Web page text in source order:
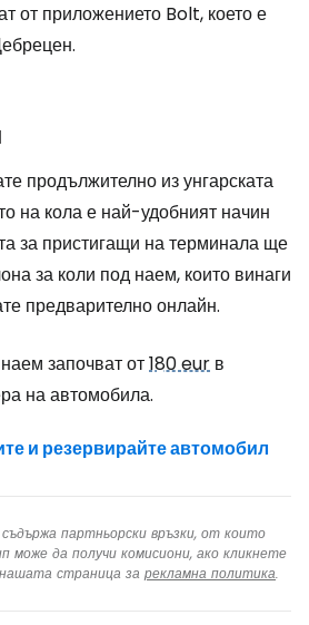
от приложението Bolt, което е
продължително из унгарската
на кола е най-удобният начин
за пристигащи на терминала ще
за коли под наем, които винаги
предварително онлайн.
започват от180 eur в
на автомобила.
и резервирайте автомобил
партньорски връзки, от които
може да получи комисиони, ако кликнете
страница за рекламна политика.